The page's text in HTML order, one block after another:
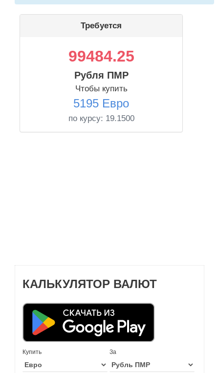
Требуется
99484.25
Рубля ПМР
Чтобы купить
5195 Евро
по курсу: 19.1500
КАЛЬКУЛЯТОР ВАЛЮТ
Купить За